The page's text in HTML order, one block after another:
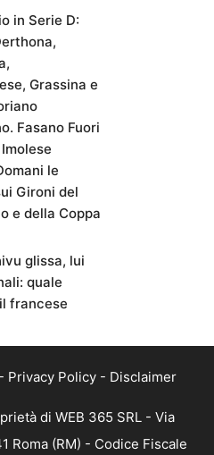
in Serie D:
Grassina e
Fasano Fuori
le
Gironi del
e della Coppa
glissa, lui
quale
francese
- Privacy Policy - Disclaimer
di WEB 365 SRL - Via
Roma (RM) - Codice Fiscale